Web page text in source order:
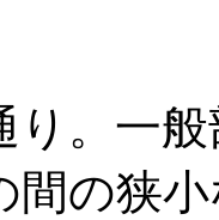
り。一
間の狭